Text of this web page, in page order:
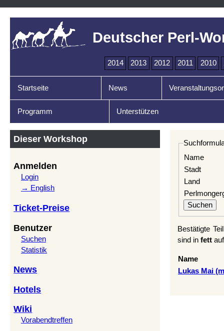
Deutscher Perl-
2014 2013 2012 2011 2010
Startseite News
Programm Unterstützen
Dieser Workshop
Anmelden
Login
→ English
Ticket-Preise
Benutzer
Suchen
Statistik
News
Hotels
Wiki
Vorabendtreffen
Name
Stadt
Land
Bestätigte
sind in fett
Name
Lukas Mai